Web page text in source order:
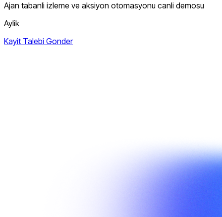
Ajan tabanli izleme ve aksiyon otomasyonu canli demosu
Aylik
Kayit Talebi Gonder